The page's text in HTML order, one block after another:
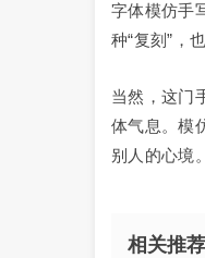
字体模仿手
种“复刻”，
当然，这门
体气息。模
别人的心境。
相关推荐